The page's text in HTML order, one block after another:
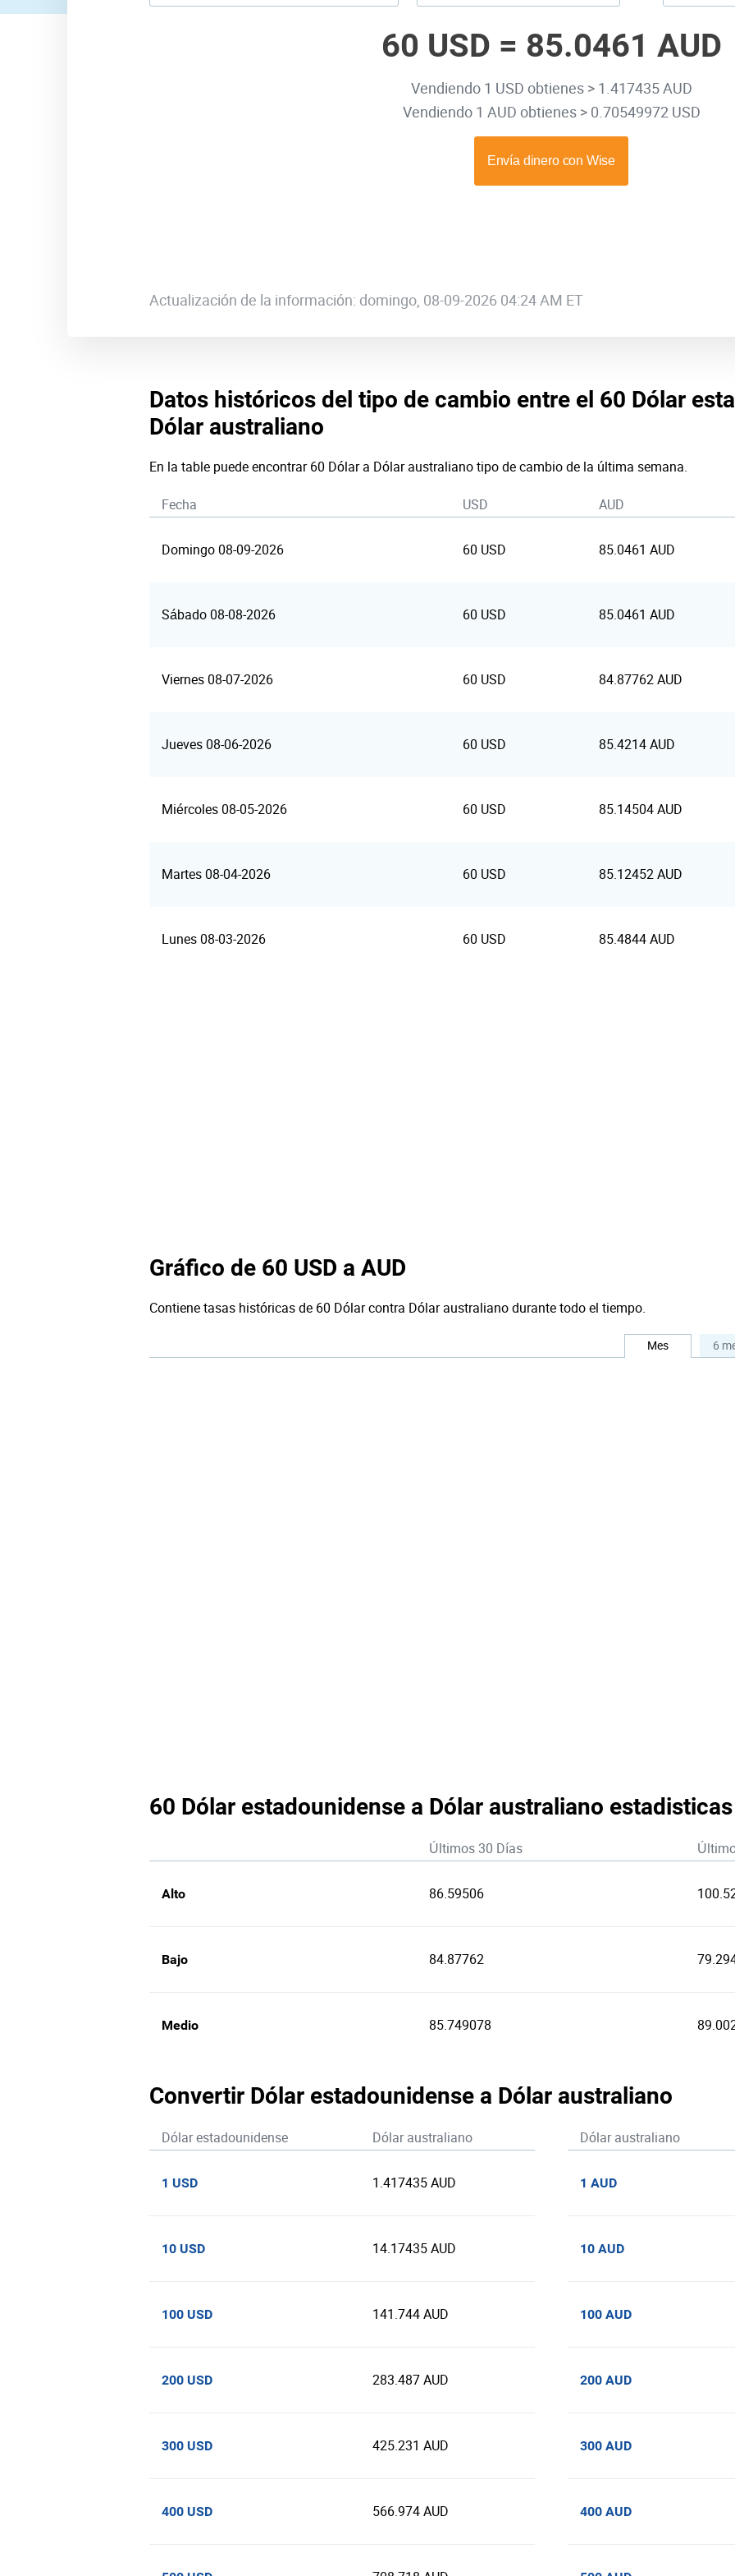
60 USD = 85.0461 AUD
Vendiendo 1 USD obtienes > 1.417435 AUD
Vendiendo 1 AUD obtienes > 0.70549972 USD
Actualización de la información: domingo, 08-09-2026 04:24 AM ET
Datos históricos del tipo de cambio entre el 60 Dólar
Dólar australiano
En la table puede encontrar 60 Dólar a Dólar australiano tipo de cambio de la última semana.
Fecha USD AUD
Domingo 08-09-2026 60 USD 85.0461 AUD
Sábado 08-08-2026 60 USD 85.0461 AUD
Viernes 08-07-2026 60 USD 84.87762 AUD
Jueves 08-06-2026 60 USD 85.4214 AUD
Miércoles 08-05-2026 60 USD 85.14504 AUD
Martes 08-04-2026 60 USD 85.12452 AUD
Lunes 08-03-2026 60 USD 85.4844 AUD
Gráfico de 60 USD a AUD
Contiene tasas históricas de 60 Dólar contra Dólar australiano durante todo el tiempo.
Mes 6
60 Dólar estadounidense a Dólar australiano estadisticas
Últimos 30 Días
Alto 86.59506
Bajo 84.87762
Medio 85.749078
Convertir Dólar estadounidense a Dólar australiano
Dólar estadounidense Dólar australiano
1 USD 1.417435 AUD
10 USD 14.17435 AUD
100 USD 141.744 AUD
200 USD 283.487 AUD
300 USD 425.231 AUD
400 USD 566.974 AUD
Dólar australiano
1 AUD
10 AUD
100 AUD
200 AUD
300 AUD
400 AUD